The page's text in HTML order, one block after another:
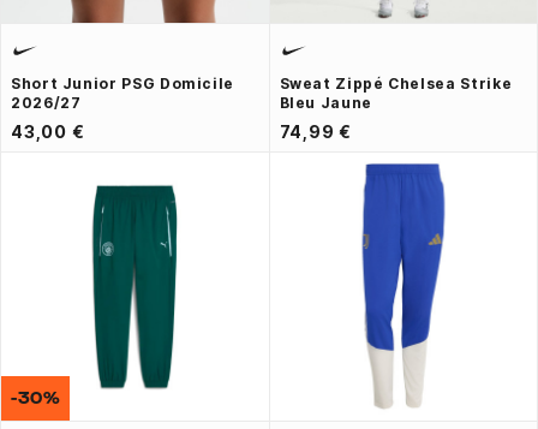
Short Junior PSG Domicile
2026/27
43,00 €
Sweat Zippé Chelsea Strike
Bleu Jaune
74,99 €
-30%